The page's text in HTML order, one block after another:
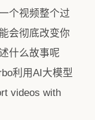
个视频整个过
会彻底改变你
什么故事呢
利用AI大模型
videos with